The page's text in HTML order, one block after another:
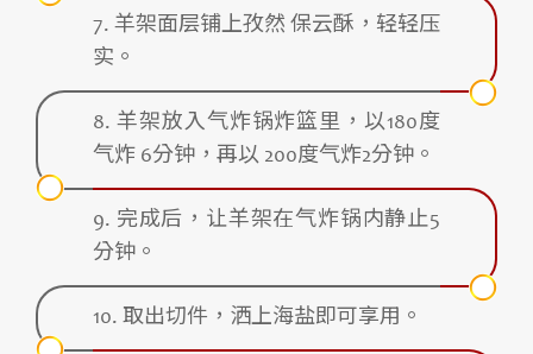
7. 羊架面层铺上孜然 保云酥，轻轻压
实。
8. 羊架放入气炸锅炸篮里，以180度
气炸 6分钟，再以 200度气炸2分钟。
9. 完成后，让羊架在气炸锅内静止5
分钟。
10. 取出切件，洒上海盐即可享用。